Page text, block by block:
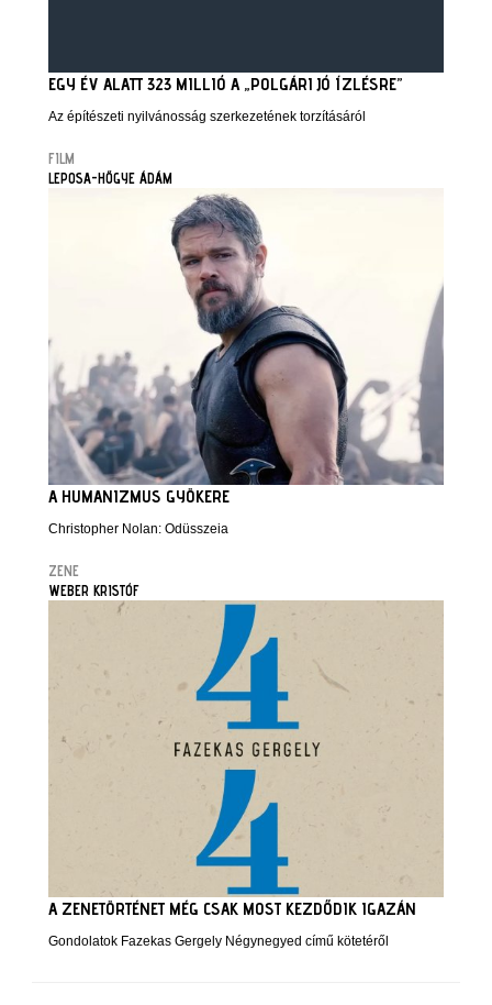
EGY ÉV ALATT 323 MILLIÓ A „POLGÁRI JÓ ÍZLÉSRE”
Az építészeti nyilvánosság szerkezetének torzításáról
FILM
LEPOSA-HŐGYE ÁDÁM
A HUMANIZMUS GYÖKERE
Christopher Nolan: Odüsszeia
ZENE
WEBER KRISTÓF
A ZENETÖRTÉNET MÉG CSAK MOST KEZDŐDIK IGAZÁN
Gondolatok Fazekas Gergely Négynegyed című kötetéről